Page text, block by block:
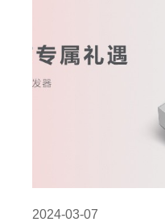
2024-03-07